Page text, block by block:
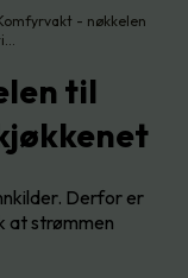
- nøkkelen
til
Derfor er
at strømmen